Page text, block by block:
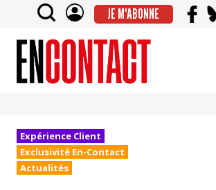
JE M'ABONNE
Expérience Client
Exclusivité En-Contact
Actualités